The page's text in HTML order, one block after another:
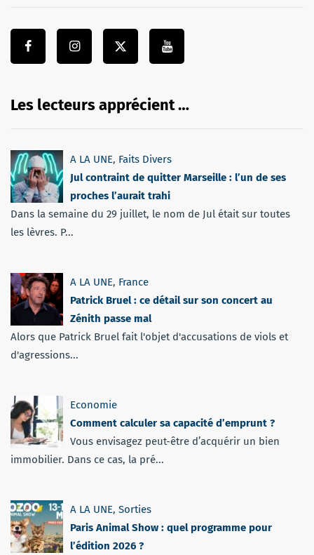
Les lecteurs apprécient …
A LA UNE, Faits Divers
Jul contraint de quitter Marseille : l’un de ses
proches l’aurait trahi
Dans la semaine du 29 juillet, le nom de Jul était sur toutes
les lèvres. P...
A LA UNE, France
Patrick Bruel : ce détail sur son concert au
Zénith passe mal
Alors que Patrick Bruel fait l'objet d'accusations de viols et
d'agressions...
Economie
Comment calculer sa capacité d’emprunt ?
Vous envisagez peut-être d’acquérir un bien
immobilier. Dans ce cas, la pré...
A LA UNE, Sorties
Paris Animal Show : quel programme pour
l’édition 2026 ?